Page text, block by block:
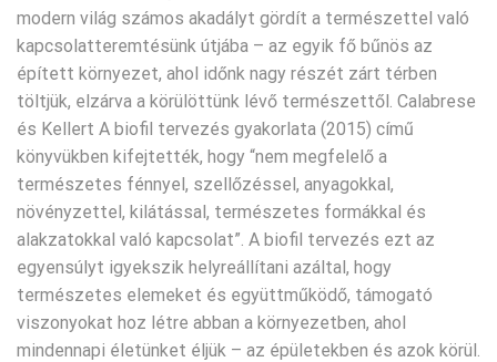
modern világ számos akadályt gördít a természettel való
kapcsolatteremtésünk útjába – az egyik fő bűnös az
épített környezet, ahol időnk nagy részét zárt térben
töltjük, elzárva a körülöttünk lévő természettől. Calabrese
és Kellert A biofil tervezés gyakorlata (2015) című
könyvükben kifejtették, hogy “nem megfelelő a
természetes fénnyel, szellőzéssel, anyagokkal,
növényzettel, kilátással, természetes formákkal és
alakzatokkal való kapcsolat”. A biofil tervezés ezt az
egyensúlyt igyekszik helyreállítani azáltal, hogy
természetes elemeket és együttműködő, támogató
viszonyokat hoz létre abban a környezetben, ahol
mindennapi életünket éljük – az épületekben és azok körül.